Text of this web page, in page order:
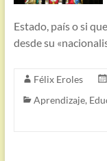
Estado, país o si
desde su
Félix Eroles
Aprendizaje,